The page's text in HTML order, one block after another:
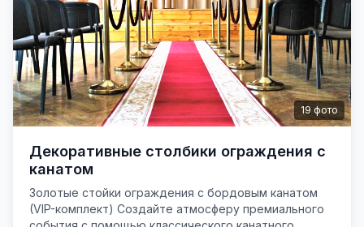
19 фото
Декоративные столбики ограждения с
канатом
Золотые стойки ограждения с бордовым канатом
(VIP-комплект) Создайте атмосферу премиального